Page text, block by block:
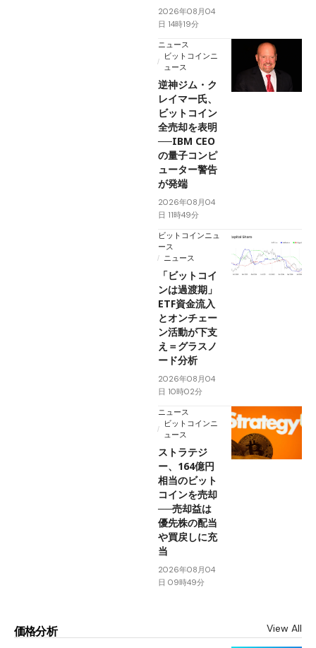
2026年08月04
日 14時19分
ニュース
ビットコインニ
ュース
逆神ジム・ク
レイマー氏、
ビットコイン
全売却を表明
──IBM CEO
の量子コンピ
ューター警告
が発端
2026年08月04
日 11時49分
ビットコインニュ
ース
ニュース
「ビットコイ
ンは過渡期」
ETF資金流入
とオンチェー
ン活動が下支
え＝グラスノ
ード分析
2026年08月04
日 10時02分
ニュース
ビットコインニ
ュース
ストラテジ
ー、164億円
相当のビット
コインを売却
──売却益は
優先株の配当
や買戻しに充
当
2026年08月04
日 09時49分
価格分析 View All